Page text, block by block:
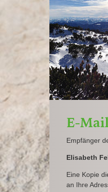
E-
Empfänger
Elisabeth
Eine Kopie
an Ihre